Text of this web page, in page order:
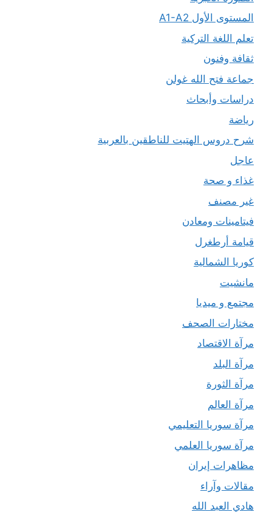
المستوى الأول A1-A2
تعلم اللغة التركية
ثقافة وفنون
جماعة فتح الله غولن
دراسات وأبحاث
رياضة
شرح دروس الهتيت للناطقين بالعربية
عاجل
غذاء و صحة
غير مصنف
فيتامينات ومعادن
قيامة أرطغرل
كوريا الشمالية
مانشيت
مجتمع و ميديا
مختارات الصحف
مرآة الاقتصاد
مرآة البلد
مرآة الثورة
مرآة العالم
مرآة سوريا التعليمي
مرآة سوريا العلمي
مظاهرات إيران
مقالات وآراء
هادي العبد الله